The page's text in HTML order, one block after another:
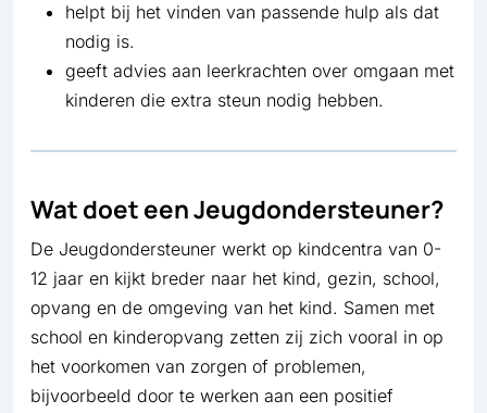
helpt bij het vinden van passende hulp als dat
nodig is.
geeft advies aan leerkrachten over omgaan met
kinderen die extra steun nodig hebben.
Wat doet een Jeugdondersteuner?
De Jeugdondersteuner werkt op kindcentra van 0-
12 jaar en kijkt breder naar het kind, gezin, school,
opvang en de omgeving van het kind. Samen met
school en kinderopvang zetten zij zich vooral in op
het voorkomen van zorgen of problemen,
bijvoorbeeld door te werken aan een positief